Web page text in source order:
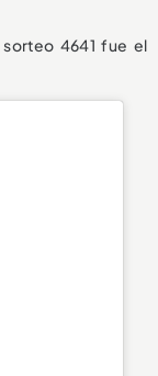
4641 fue el